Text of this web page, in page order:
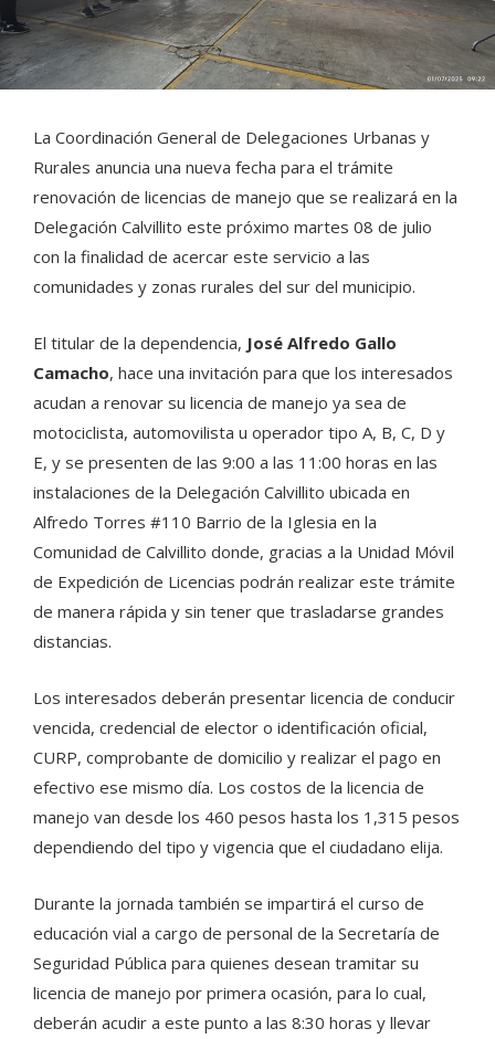
La Coordinación General de Delegaciones Urbanas y
Rurales anuncia una nueva fecha para el trámite
renovación de licencias de manejo que se realizará en la
Delegación Calvillito este próximo martes 08 de julio
con la finalidad de acercar este servicio a las
comunidades y zonas rurales del sur del municipio.
El titular de la dependencia, José Alfredo Gallo
Camacho, hace una invitación para que los interesados
acudan a renovar su licencia de manejo ya sea de
motociclista, automovilista u operador tipo A, B, C, D y
E, y se presenten de las 9:00 a las 11:00 horas en las
instalaciones de la Delegación Calvillito ubicada en
Alfredo Torres #110 Barrio de la Iglesia en la
Comunidad de Calvillito donde, gracias a la Unidad Móvil
de Expedición de Licencias podrán realizar este trámite
de manera rápida y sin tener que trasladarse grandes
distancias.
Los interesados deberán presentar licencia de conducir
vencida, credencial de elector o identificación oficial,
CURP, comprobante de domicilio y realizar el pago en
efectivo ese mismo día. Los costos de la licencia de
manejo van desde los 460 pesos hasta los 1,315 pesos
dependiendo del tipo y vigencia que el ciudadano elija.
Durante la jornada también se impartirá el curso de
educación vial a cargo de personal de la Secretaría de
Seguridad Pública para quienes desean tramitar su
licencia de manejo por primera ocasión, para lo cual,
deberán acudir a este punto a las 8:30 horas y llevar